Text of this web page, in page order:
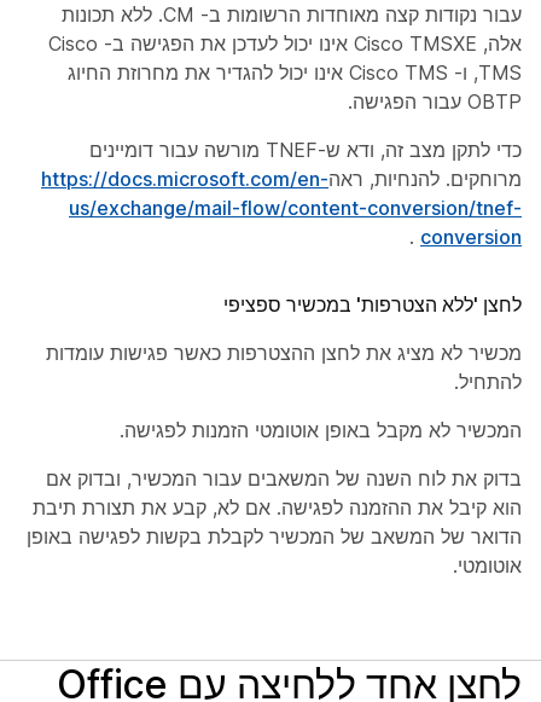
עבור נקודות קצה מאוחדות הרשומות ב- CM. ללא תכונות
אלה, Cisco TMSXE אינו יכול לעדכן את הפגישה ב- Cisco
TMS, ו- Cisco TMS אינו יכול להגדיר את מחרוזת החיוג
OBTP עבור הפגישה.
כדי לתקן מצב זה, ודא ש-TNEF מורשה עבור דומיינים
מרוחקים. להנחיות, ראהhttps://docs.microsoft.com/en-
us/exchange/mail-flow/content-conversion/tnef-
conversion
.
לחצן 'ללא הצטרפות' במכשיר ספציפי
מכשיר לא מציג את לחצן ההצטרפות כאשר פגישות עומדות
להתחיל.
המכשיר לא מקבל באופן אוטומטי הזמנות לפגישה.
בדוק את לוח השנה של המשאבים עבור המכשיר, ובדוק אם
הוא קיבל את ההזמנה לפגישה. אם לא, קבע את תצורת תיבת
הדואר של המשאב של המכשיר לקבלת בקשות לפגישה באופן
אוטומטי.
לחצן אחד ללחיצה עם Office